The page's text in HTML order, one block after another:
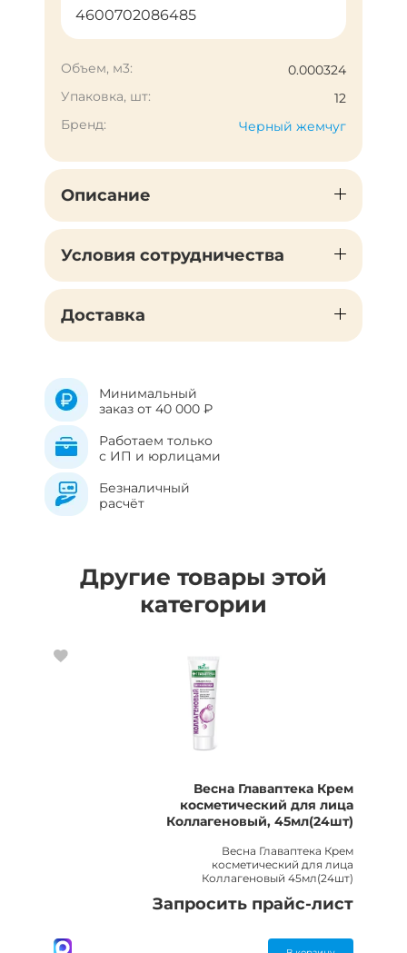
4600702086485
Объем, м3:
0.000324
Упаковка, шт:
12
Бренд:
Черный жемчуг
Описание
Условия сотрудничества
Доставка
Минимальный
заказ от 40 000 ₽
Работаем только
с ИП и юрлицами
Безналичный
расчёт
Другие товары этой
категории
Весна Главаптека Крем
косметический для лица
Коллагеновый, 45мл(24шт)
Весна Главаптека Крем
косметический для лица
Коллагеновый 45мл(24шт)
Запросить прайс-лист